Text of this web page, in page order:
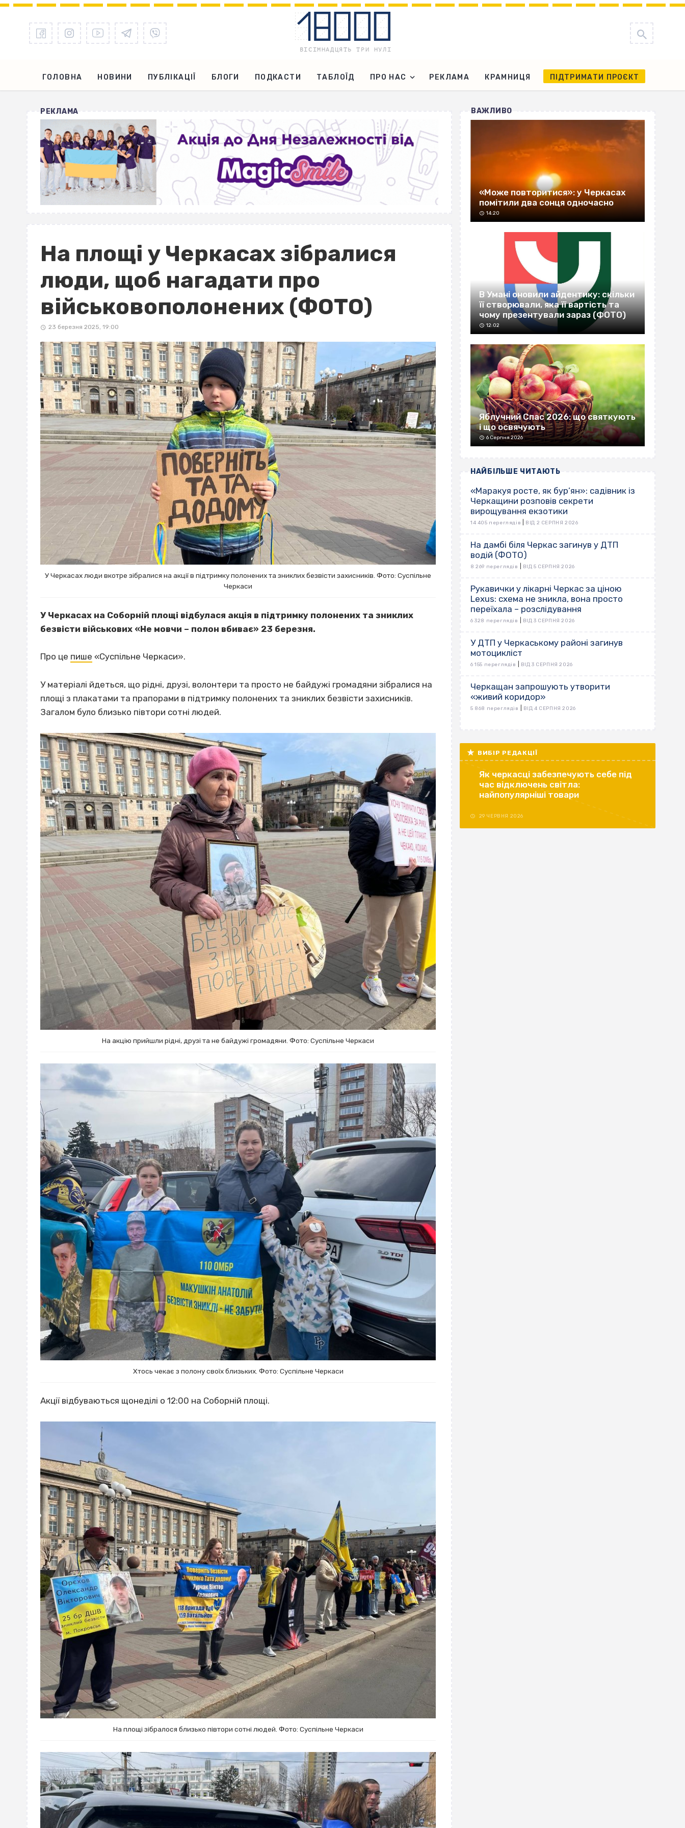
ГОЛОВНА НОВИНИ ПУБЛІКАЦІЇ БЛОГИ ПОДКАСТИ ТАБЛОЇД ПРО НАС РЕКЛАМА КРАМНИЦЯ ПІДТРИМАТИ ПРОЄКТ
РЕКЛАМА
На площі у Черкасах зібралися
люди, щоб нагадати про
військовополонених (ФОТО)
23 березня 2025, 19:00
У Черкасах люди вкотре зібралися на акції в підтримку полонених та зниклих безвісти захисників. Фото: Суспільне
Черкаси
У Черкасах на Соборній площі відбулася акція в підтримку полонених та зниклих
безвісти військових «Не мовчи – полон вбиває» 23 березня.
Про це пише «Суспільне Черкаси».
У матеріалі йдеться, що рідні, друзі, волонтери та просто не байдужі громадяни зібралися на
площі з плакатами та прапорами в підтримку полонених та зниклих безвісти захисників.
Загалом було близько півтори сотні людей.
На акцію прийшли рідні, друзі та не байдужі громадяни. Фото: Суспільне Черкаси
Хтось чекає з полону своїх близьких. Фото: Суспільне Черкаси
Акції відбуваються щонеділі о 12:00 на Соборній площі.
На площі зібралося близько півтори сотні людей. Фото: Суспільне Черкаси
ВАЖЛИВО
«Може повторитися»: у Черкасах
помітили два сонця одночасно
14:20
В Умані оновили айдентику: скільки
її створювали, яка її вартість та
чому презентували зараз (ФОТО)
12:02
Яблучний Спас 2026: що святкують
і що освячують
6 Серпня 2026
НАЙБІЛЬШЕ ЧИТАЮТЬ
«Маракуя росте, як бур’ян»: садівник із
Черкащини розповів секрети
вирощування екзотики
14 405 переглядів ВІД 2 СЕРПНЯ 2026
На дамбі біля Черкас загинув у ДТП
водій (ФОТО)
8 269 переглядів ВІД 5 СЕРПНЯ 2026
Рукавички у лікарні Черкас за ціною
Lexus: схема не зникла, вона просто
переїхала – розслідування
6 328 переглядів ВІД 3 СЕРПНЯ 2026
У ДТП у Черкаському районі загинув
мотоцикліст
6 155 переглядів ВІД 3 СЕРПНЯ 2026
Черкащан запрошують утворити
«живий коридор»
5 868 переглядів ВІД 4 СЕРПНЯ 2026
ВИБІР РЕДАКЦІЇ
Як черкасці забезпечують себе під
час відключень світла:
найпопулярніші товари
29 ЧЕРВНЯ 2026